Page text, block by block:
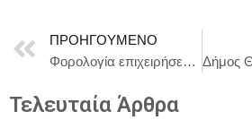
ΠΡΟΗΓΟΎΜΕΝΟ
Φορολογία επιχειρήσεων: Η Τίνα Χούμαρ εξελέγη πρόεδρος της ομάδας κώδικα δεοντολογίας της ΕΕ
Τελευταία Άρθρα